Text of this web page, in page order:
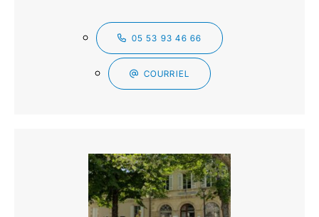
05 53 93 46 66
COURRIEL